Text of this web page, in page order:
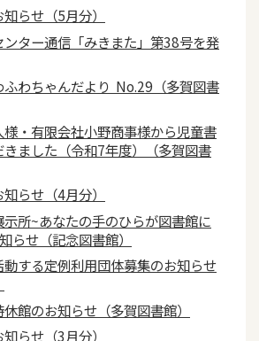
らせ（5月分）
ンター通信「みきまた」第38号を発
ふわちゃんだより No.29（多賀図書
・有限会社小野商事様から児童書
きました（令和7年度）（多賀図書
らせ（4月分）
示所~あなたの手のひらが図書館に
らせ（記念図書館）
する定例利用団体募集のお知らせ
館のお知らせ（多賀図書館）
らせ（3月分）